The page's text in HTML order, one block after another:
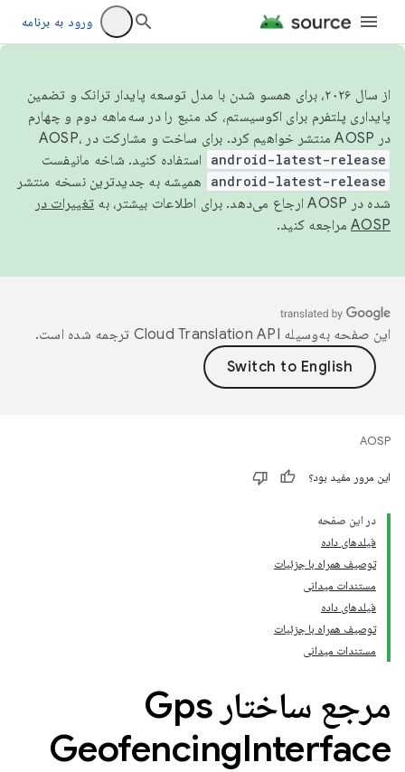
ورود به برنامه
از سال ۲۰۲۶، برای همسو شدن با مدل توسعه پایدار ترانک و تضمین
پایداری پلتفرم برای اکوسیستم، کد منبع را در سه‌ماهه دوم و چهارم
در AOSP منتشر خواهیم کرد. برای ساخت و مشارکت در AOSP،
android-latest-release استفاده کنید. شاخه مانیفست
android-latest-release
همیشه به جدیدترین نسخه منتشر
شده در AOSP ارجاع می‌دهد. برای اطلاعات بیشتر، به
تغییرات در
AOSP مراجعه کنید.
این صفحه به‌وسیله ترجمه شده است.
AOSP
این مرور مفید بود؟
در این صفحه
فیلدهای داده
توصیف همراه با جزئیات
مستندات میدانی
فیلدهای داده
توصیف همراه با جزئیات
مستندات میدانی
مرجع ساختار Gps
GeofencingInterface